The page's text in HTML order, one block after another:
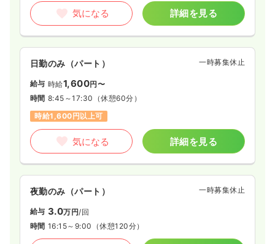
日勤のみ（常勤） 一時募集休止
給与 22.5万円/月 賞与2回
時間 8:45～17:30
土日休み
年間休日122日
気になる
日勤のみ（パート） 一時募集休止
給与 28.8 万円〜
/月
土日休み
月給28万円以上可
気になる 詳細を見る
日勤のみ（パート） 一時募集休止
給与 時給1,600円〜
時間 8:45～17:30 （休憩60分）
時給1,600円以上可
気になる 詳細を見る
夜勤のみ（パート） 一時募集休止
給与 3.0万円/回
時間 16:15～9:00 （休憩120分）